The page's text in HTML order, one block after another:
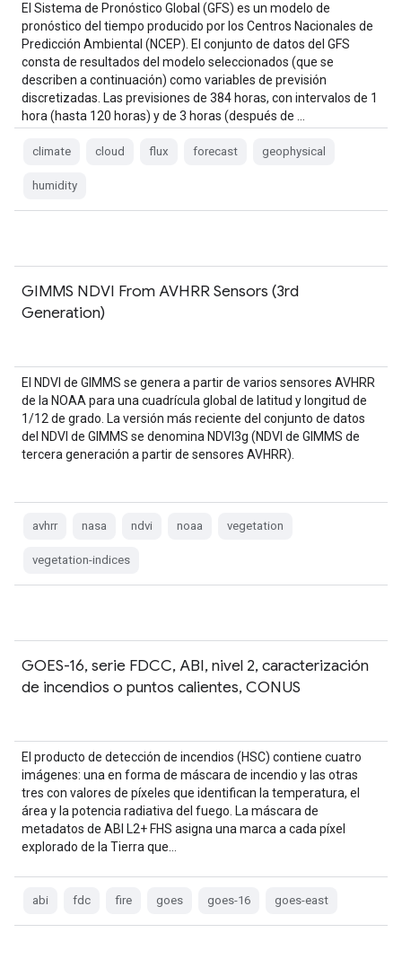
El Sistema de Pronóstico Global (GFS) es un modelo de
pronóstico del tiempo producido por los Centros Nacionales de
Predicción Ambiental (NCEP). El conjunto de datos del GFS
consta de resultados del modelo seleccionados (que se
describen a continuación) como variables de previsión
discretizadas. Las previsiones de 384 horas, con intervalos de 1
hora (hasta 120 horas) y de 3 horas (después de …
climate cloud flux forecast geophysical
humidity
GIMMS NDVI From AVHRR Sensors (3rd
Generation)
El NDVI de GIMMS se genera a partir de varios sensores AVHRR
de la NOAA para una cuadrícula global de latitud y longitud de
1/12 de grado. La versión más reciente del conjunto de datos
del NDVI de GIMMS se denomina NDVI3g (NDVI de GIMMS de
tercera generación a partir de sensores AVHRR).
avhrr nasa ndvi noaa vegetation
vegetation-indices
GOES-16, serie FDCC, ABI, nivel 2, caracterización
de incendios o puntos calientes, CONUS
El producto de detección de incendios (HSC) contiene cuatro
imágenes: una en forma de máscara de incendio y las otras
tres con valores de píxeles que identifican la temperatura, el
área y la potencia radiativa del fuego. La máscara de
metadatos de ABI L2+ FHS asigna una marca a cada píxel
explorado de la Tierra que…
abi fdc fire goes goes-16 goes-east